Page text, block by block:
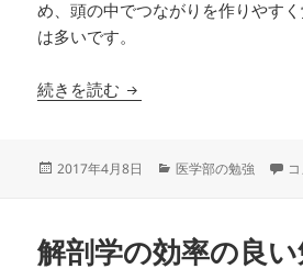
め、頭の中でつながりを作りやす
は多いです。
続きを読む 生理学の効率のいい勉強
投
2017年4月8日
カ
ー
医学部の勉強
解剖学の効率の良